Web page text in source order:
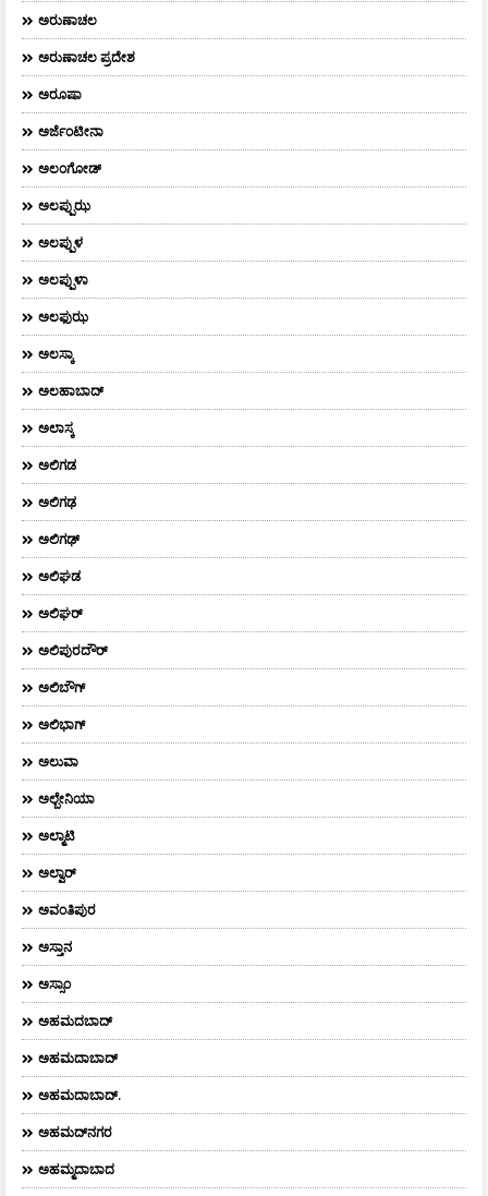
ಅರುಣಾಚಲ
ಅರುಣಾಚಲ ಪ್ರದೇಶ
ಅರೂಷಾ
ಅರ್ಜೆಂಟೀನಾ
ಅಲಂಗೋಡ್
ಅಲಪ್ಪುಝ
ಅಲಪ್ಪುಳ
ಅಲಪ್ಪುಳಾ
ಅಲಫುಝ
ಅಲಸ್ಕಾ
ಅಲಹಾಬಾದ್
ಅಲಾಸ್ಕ
ಅಲಿಗಡ
ಅಲಿಗಢ
ಅಲಿಗಢ್
ಅಲಿಘಡ
ಅಲಿಘರ್
ಅಲಿಪುರದೌರ್‌
ಅಲಿಬೌಗ್
ಅಲಿಭಾಗ್
ಅಲುವಾ
ಅಲ್ಬೇನಿಯಾ
ಅಲ್ಮಾಟಿ
ಅಲ್ವಾರ್
ಅವಂತಿಪುರ
ಅಸ್ತಾನ
ಅಸ್ಸಾಂ
ಅಹಮದಬಾದ್
ಅಹಮದಾಬಾದ್
ಅಹಮದಾಬಾದ್‌.
ಅಹಮದ್‌ನಗರ
ಅಹಮ್ಮದಾಬಾದ